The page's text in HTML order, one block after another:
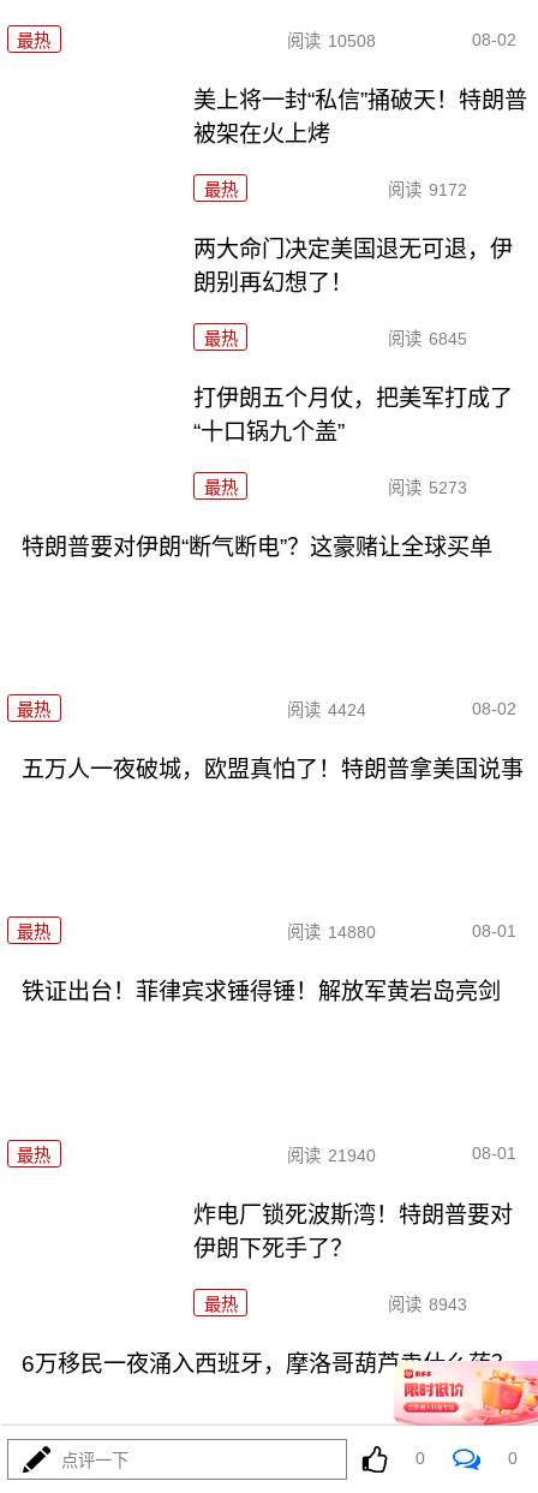
最热 阅读 10508 08-02
美上将一封“私信”捅破天！特朗普
被架在火上烤
最热 阅读 9172
两大命门决定美国退无可退，伊
朗别再幻想了！
最热 阅读 6845
打伊朗五个月仗，把美军打成了
“十口锅九个盖”
最热 阅读 5273
特朗普要对伊朗“断气断电”？这豪赌让全球买单
最热 阅读 4424 08-02
五万人一夜破城，欧盟真怕了！特朗普拿美国说事
最热 阅读 14880 08-01
铁证出台！菲律宾求锤得锤！解放军黄岩岛亮剑
最热 阅读 21940 08-01
炸电厂锁死波斯湾！特朗普要对
伊朗下死手了？
最热 阅读 8943
6万移民一夜涌入西班牙，摩洛哥葫芦卖什么药？
点评一下 0 0